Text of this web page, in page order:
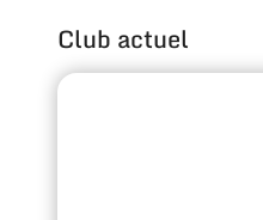
Club actuel